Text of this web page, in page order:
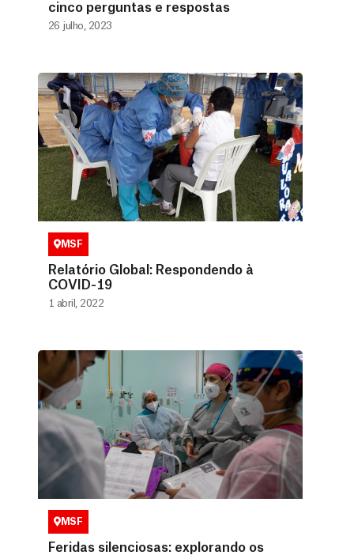
cinco perguntas e respostas
26 julho, 2023
MSF
Relatório Global: Respondendo à
COVID-19
1 abril, 2022
MSF
Feridas silenciosas: explorando os